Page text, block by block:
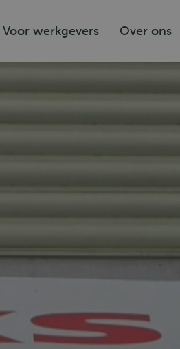
Voor werkgevers Over ons